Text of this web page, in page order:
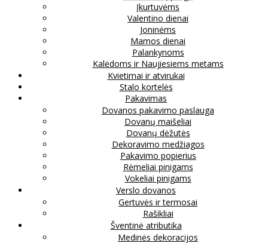
Įkurtuvėms
Valentino dienai
Joninėms
Mamos dienai
Palankynoms
Kalėdoms ir Naujiesiems metams
Kvietimai ir atvirukai
Stalo kortelės
Pakavimas
Dovanos pakavimo paslauga
Dovanų maišeliai
Dovanų dėžutės
Dekoravimo medžiagos
Pakavimo popierius
Rėmeliai pinigams
Vokeliai pinigams
Verslo dovanos
Gertuvės ir termosai
Rašikliai
Šventinė atributika
Medinės dekoracijos